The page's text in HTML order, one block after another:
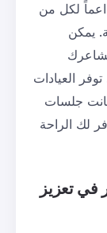
لكل من
يمكن
العيادات
جلسات
لك الراحة
في تعزيز